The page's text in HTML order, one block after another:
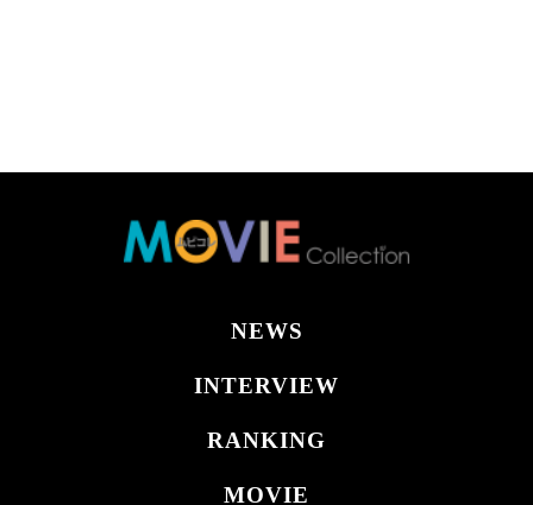
NEWS
INTERVIEW
RANKING
MOVIE